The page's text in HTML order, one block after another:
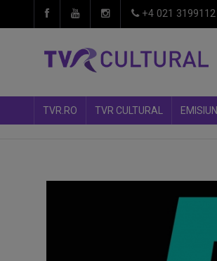
+4 021 3199112
TVR.RO TVR CULTURAL EMISIUNI